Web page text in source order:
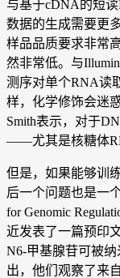
与基于cDNA的短
数据的生成需要更
样品品质要求非常
然非常低。与
测序对单个RNA读
样，化学修饰会迷
Smith表示，对于
——尤其是核糖体
但是，如果能够训
后一个问题也是一
for Genomic
近发表了一篇预印
N6-甲基腺苷可被
出，他们观察了来